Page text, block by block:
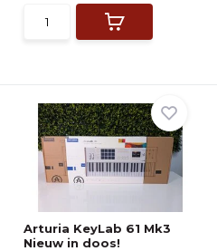
Arturia KeyLab 61 Mk3
Nieuw in doos!